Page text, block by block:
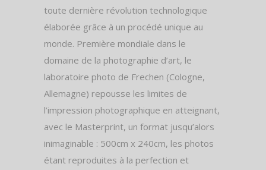
toute dernière révolution technologique
élaborée grâce à un procédé unique au
monde. Première mondiale dans le
domaine de la photographie d’art, le
laboratoire photo de Frechen (Cologne,
Allemagne) repousse les limites de
l’impression photographique en atteignant,
avec le Masterprint, un format jusqu’alors
inimaginable : 500cm x 240cm, les photos
étant reproduites à la perfection et